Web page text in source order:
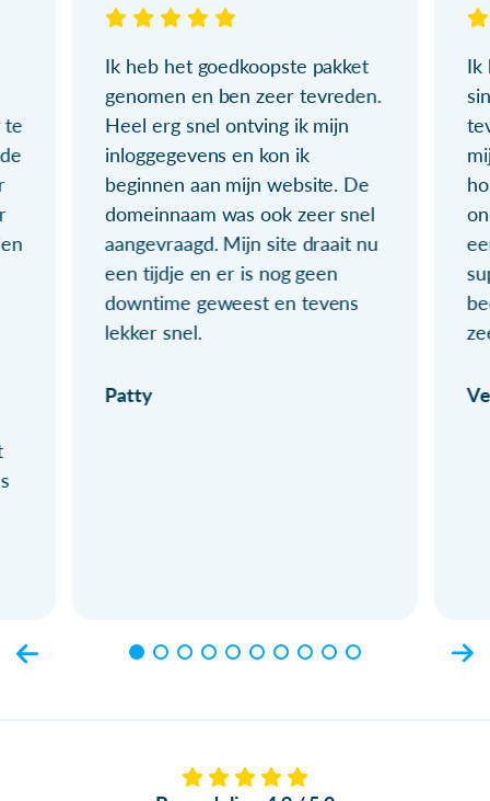
te
Ik heb het goedkoopste pakket
genomen en ben zeer tevreden.
Heel erg snel ontving ik mijn
inloggegevens en kon ik
beginnen aan mijn website. De
domeinnaam was ook zeer snel
aangevraagd. Mijn site draait nu
een tijdje en er is nog geen
downtime geweest en tevens
lekker snel.
Patty
Ik